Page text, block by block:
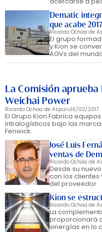
Dematic
que acabe 2017
Ricardo Ochoa de
El grupo
y Kion se
AGVs del
La Comisión
Weichai Power
Ricardo Ochoa de Aspuru16/02/2017
El Grupo Kion Fabrica
intralogísticos bajo las
Fenwick.
José Luis
ventas de
Ricardo Ochoa de
Desde su
con los
del proveedor.
Kion se
Ricardo Ochoa de
La
proporcionará
sinergías en lo